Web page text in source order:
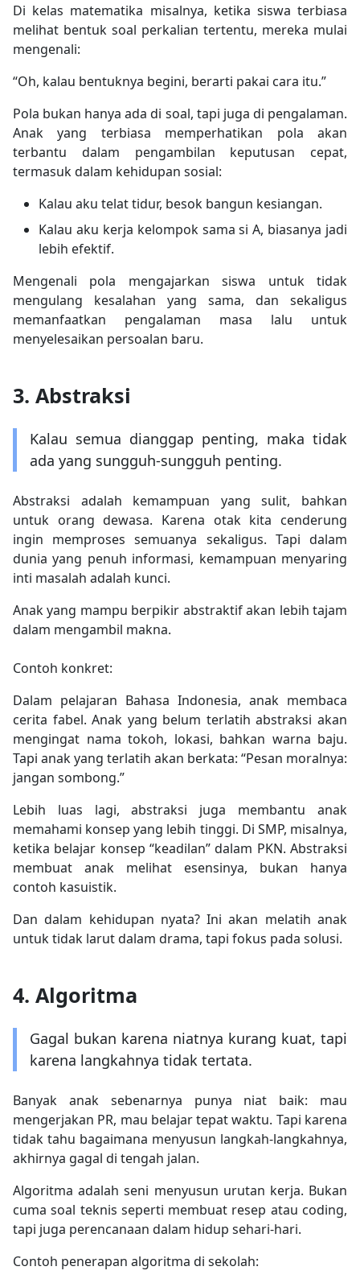
Di kelas matematika misalnya, ketika siswa terbiasa
melihat bentuk soal perkalian tertentu, mereka mulai
mengenali:
“Oh, kalau bentuknya begini, berarti pakai cara itu.”
Pola bukan hanya ada di soal, tapi juga di pengalaman.
Anak yang terbiasa memperhatikan pola akan
terbantu dalam pengambilan keputusan cepat,
termasuk dalam kehidupan sosial:
Kalau aku telat tidur, besok bangun kesiangan.
Kalau aku kerja kelompok sama si A, biasanya jadi
lebih efektif.
Mengenali pola mengajarkan siswa untuk tidak
mengulang kesalahan yang sama, dan sekaligus
memanfaatkan pengalaman masa lalu untuk
menyelesaikan persoalan baru.
3. Abstraksi
Kalau semua dianggap penting, maka tidak
ada yang sungguh-sungguh penting.
Abstraksi adalah kemampuan yang sulit, bahkan
untuk orang dewasa. Karena otak kita cenderung
ingin memproses semuanya sekaligus. Tapi dalam
dunia yang penuh informasi, kemampuan menyaring
inti masalah adalah kunci.
Anak yang mampu berpikir abstraktif akan lebih tajam
dalam mengambil makna.
Contoh konkret:
Dalam pelajaran Bahasa Indonesia, anak membaca
cerita fabel. Anak yang belum terlatih abstraksi akan
mengingat nama tokoh, lokasi, bahkan warna baju.
Tapi anak yang terlatih akan berkata: “Pesan moralnya:
jangan sombong.”
Lebih luas lagi, abstraksi juga membantu anak
memahami konsep yang lebih tinggi. Di SMP, misalnya,
ketika belajar konsep “keadilan” dalam PKN. Abstraksi
membuat anak melihat esensinya, bukan hanya
contoh kasuistik.
Dan dalam kehidupan nyata? Ini akan melatih anak
untuk tidak larut dalam drama, tapi fokus pada solusi.
4. Algoritma
Gagal bukan karena niatnya kurang kuat, tapi
karena langkahnya tidak tertata.
Banyak anak sebenarnya punya niat baik: mau
mengerjakan PR, mau belajar tepat waktu. Tapi karena
tidak tahu bagaimana menyusun langkah-langkahnya,
akhirnya gagal di tengah jalan.
Algoritma adalah seni menyusun urutan kerja. Bukan
cuma soal teknis seperti membuat resep atau coding,
tapi juga perencanaan dalam hidup sehari-hari.
Contoh penerapan algoritma di sekolah: